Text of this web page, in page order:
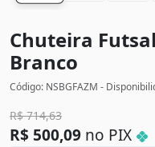
Chuteira
Branco
Código: NSBGFAZM -
R$714,63
R$ 500,09 no PIX